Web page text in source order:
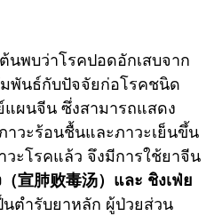
นพบว่าโรคปอดอักเสบจาก
พันธ์กับปัจจัยก่อโรคชนิด
ผนจีน ซึ่งสามารถแสดง
วะร้อนชื้นและภาวะเย็นขึ้น
ะโรคแล้ว จึงมีการใช้ยาจีน
宣肺败毒汤）และ ชิงเฟ่ย
นตํารับยาหลัก ผู้ป่วยส่วน